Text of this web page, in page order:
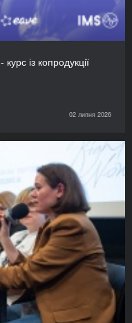
із копродукції
02 липня 2026